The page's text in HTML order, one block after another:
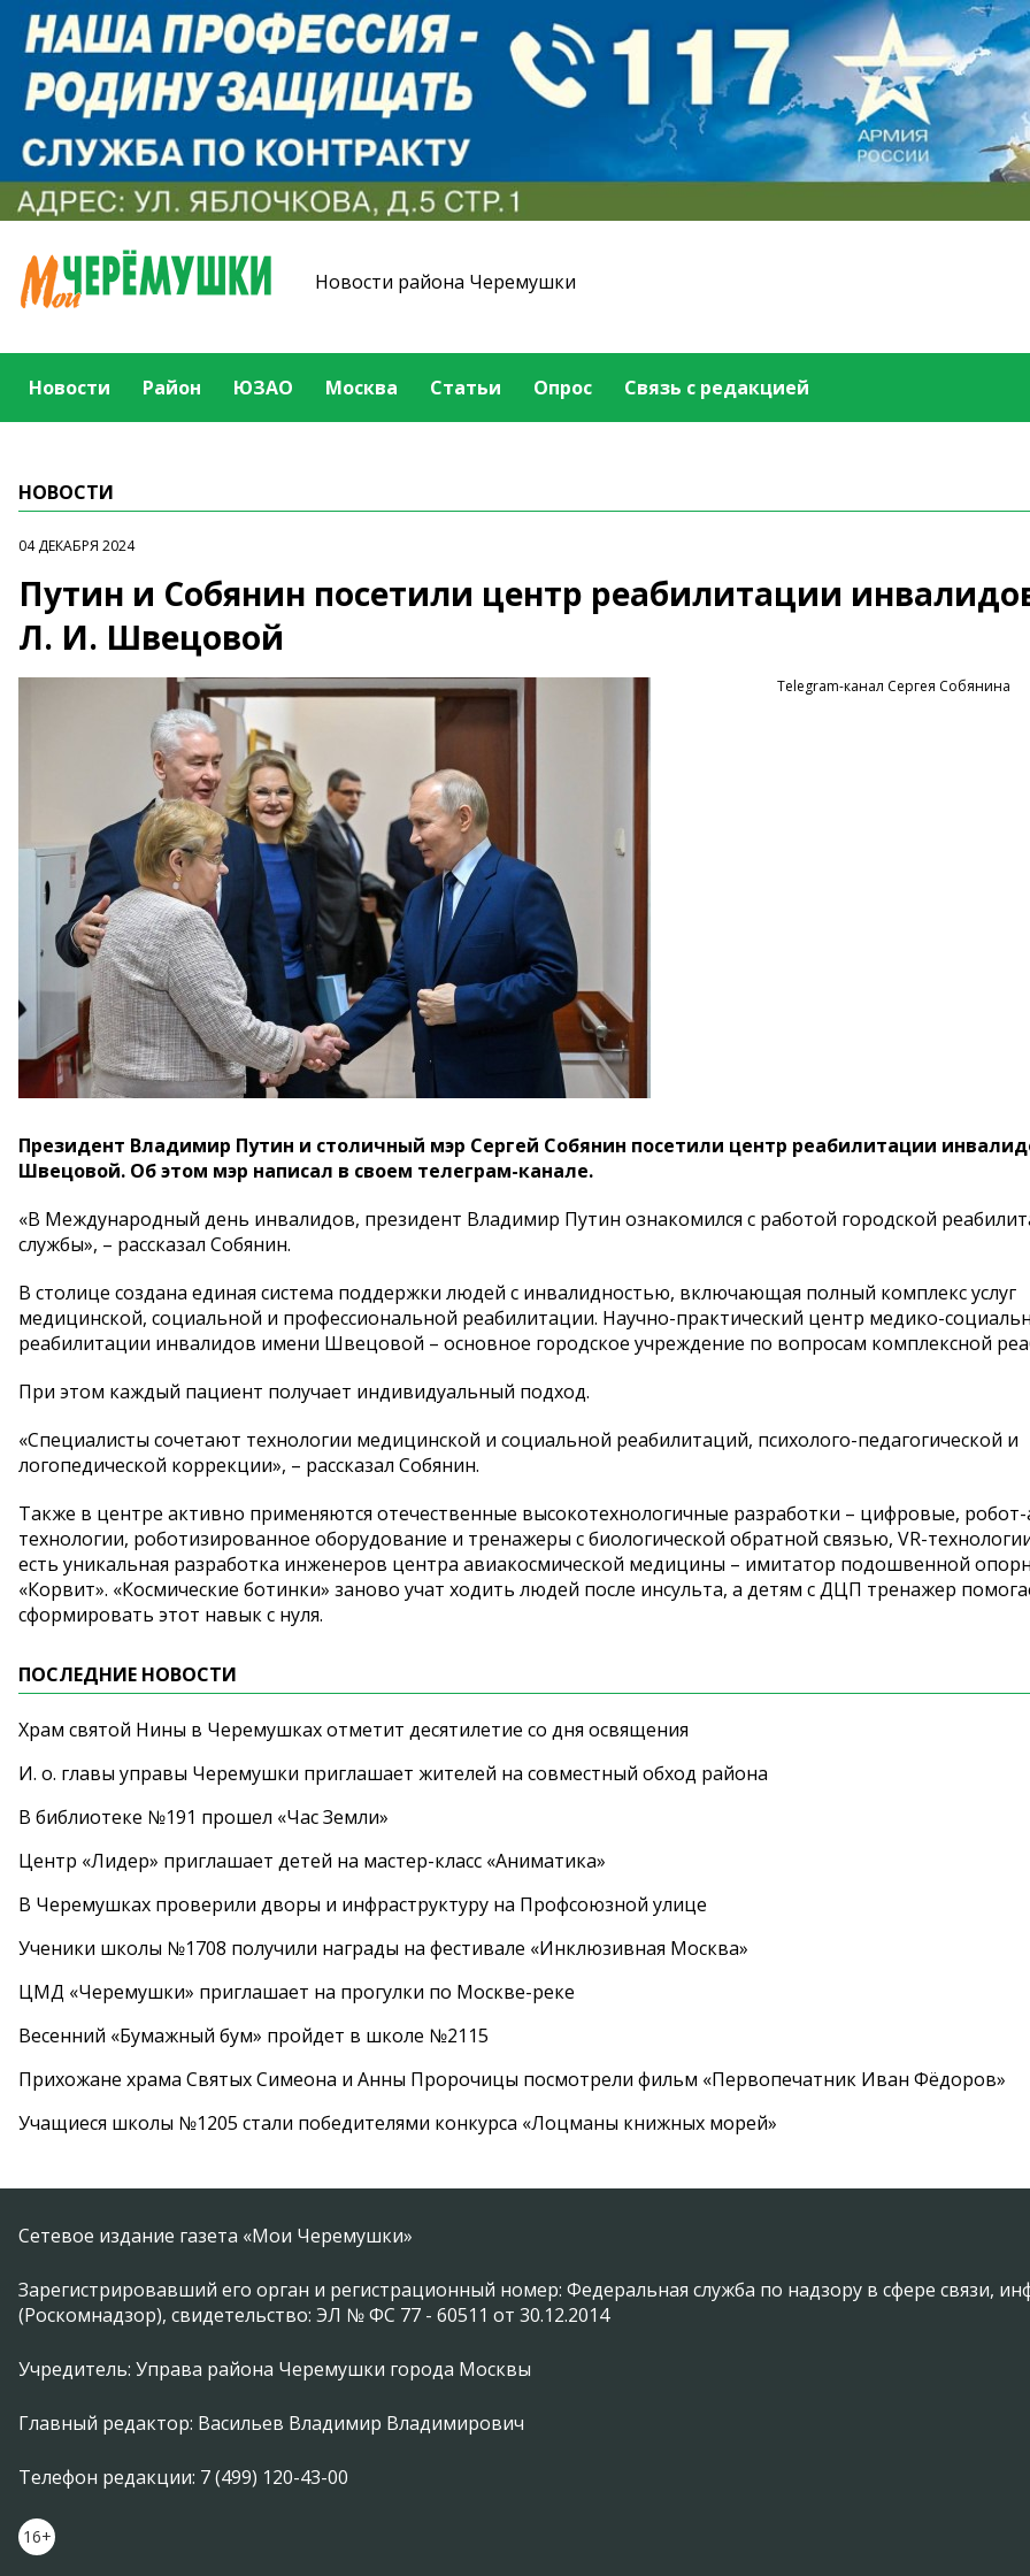
Новости района Черемушки
Новости Район ЮЗАО Москва Статьи Опрос Связь с редакцией
НОВОСТИ
04 ДЕКАБРЯ 2024
Путин и Собянин посетили центр реабилитации
Л. И. Швецовой
Telegram-канал Сергея Собянина
Президент Владимир Путин и столичный мэр Сергей Собянин посетили центр реабилитации
Швецовой. Об этом мэр написал в своем телеграм-канале.
«В Международный день инвалидов, президент Владимир Путин ознакомился с работой городской
службы», – рассказал Собянин.
В столице создана единая система поддержки людей с инвалидностью, вклю­чающая полный комплекс услуг
медицинской, социальной и профессиональной реабилитации. Научно-практический центр медико-
реабилитации инвалидов имени Швецовой – основное городское учреждение по вопросам комплексной
При этом каждый пациент получает индивидуальный подход.
«Специалисты сочетают технологии медицинской и социальной реабилитаций, психолого-педагогической и
логопедической коррекции», – рассказал Собянин.
Также в центре активно применяются отечественные высокотехнологичные разработки – цифровые, робот-
технологии, роботизированное оборудование и тренажеры с биологической обратной связью, VR-
есть уникальная разработка инженеров центра авиакосмической медицины – имитатор подошвенной
«Корвит». «Космические ботинки» заново учат ходить людей после инсульта, а детям с ДЦП тренажер
сформировать этот навык с нуля.
ПОСЛЕДНИЕ НОВОСТИ
Храм святой Нины в Черемушках отметит десятилетие со дня освящения
И. о. главы управы Черемушки приглашает жителей на совместный обход района
В библиотеке №191 прошел «Час Земли»
Центр «Лидер» приглашает детей на мастер-класс «Аниматика»
В Черемушках проверили дворы и инфраструктуру на Профсоюзной улице
Ученики школы №1708 получили награды на фестивале «Инклюзивная Москва»
ЦМД «Черемушки» приглашает на прогулки по Москве-реке
Весенний «Бумажный бум» пройдет в школе №2115
Прихожане храма Святых Симеона и Анны Пророчицы посмотрели фильм «Первопечатник Иван Фёдоров»
Учащиеся школы №1205 стали победителями конкурса «Лоцманы книжных морей»
Сетевое издание газета «Мои Черемушки»
Зарегистрировавший его орган и регистрационный номер: Федеральная служба по надзору в сфере связи,
(Роскомнадзор), свидетельство: ЭЛ № ФС 77 - 60511 от 30.12.2014
Учредитель: Управа района Черемушки города Москвы
Главный редактор: Васильев Владимир Владимирович
Телефон редакции: 7 (499) 120-43-00
16+